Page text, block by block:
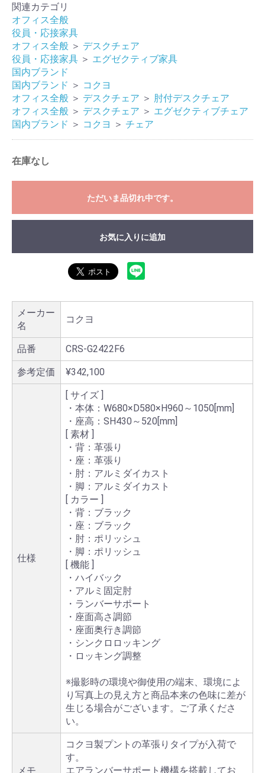
関連カテゴリ
オフィス全般
役員・応接家具
オフィス全般 ＞ デスクチェア
役員・応接家具 ＞ エグゼクティブ家具
国内ブランド
国内ブランド ＞ コクヨ
オフィス全般 ＞ デスクチェア ＞ 肘付デスクチェア
オフィス全般 ＞ デスクチェア ＞ エグゼクティブチェア
国内ブランド ＞ コクヨ ＞ チェア
在庫なし
ただいま品切れ中です。
お気に入りに追加
メーカー
名
コクヨ
品番 CRS-G2422F6
参考定価 ¥342,100
仕様
[ サイズ ]
・本体：W680×D580×H960～1050[mm]
・座高：SH430～520[mm]
[ 素材 ]
・背：革張り
・座：革張り
・肘：アルミダイカスト
・脚：アルミダイカスト
[ カラー ]
・背：ブラック
・座：ブラック
・肘：ポリッシュ
・脚：ポリッシュ
[ 機能 ]
・ハイバック
・アルミ固定肘
・ランバーサポート
・座面高さ調節
・座面奥行き調節
・シンクロロッキング
・ロッキング調整
※撮影時の環境や御使用の端末、環境によ
り写真上の見え方と商品本来の色味に差が
生じる場合がございます。ご了承くださ
い。
メモ
コクヨ製プントの革張りタイプが入荷で
す。
エアランバーサポート機構を搭載してお